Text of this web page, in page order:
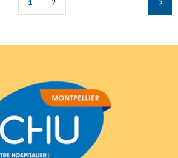
1 2